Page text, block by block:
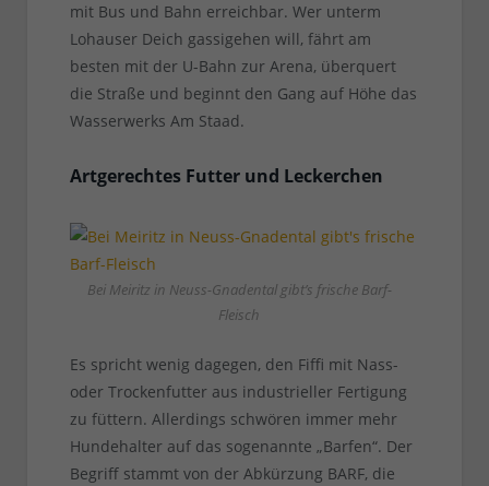
mit Bus und Bahn erreichbar. Wer unterm
Lohauser Deich gassigehen will, fährt am
besten mit der U-Bahn zur Arena, überquert
die Straße und beginnt den Gang auf Höhe das
Wasserwerks Am Staad.
Artgerechtes Futter und Leckerchen
Bei Meiritz in Neuss-Gnadental gibt’s frische Barf-
Fleisch
Es spricht wenig dagegen, den Fiffi mit Nass-
oder Trockenfutter aus industrieller Fertigung
zu füttern. Allerdings schwören immer mehr
Hundehalter auf das sogenannte „Barfen“. Der
Begriff stammt von der Abkürzung BARF, die